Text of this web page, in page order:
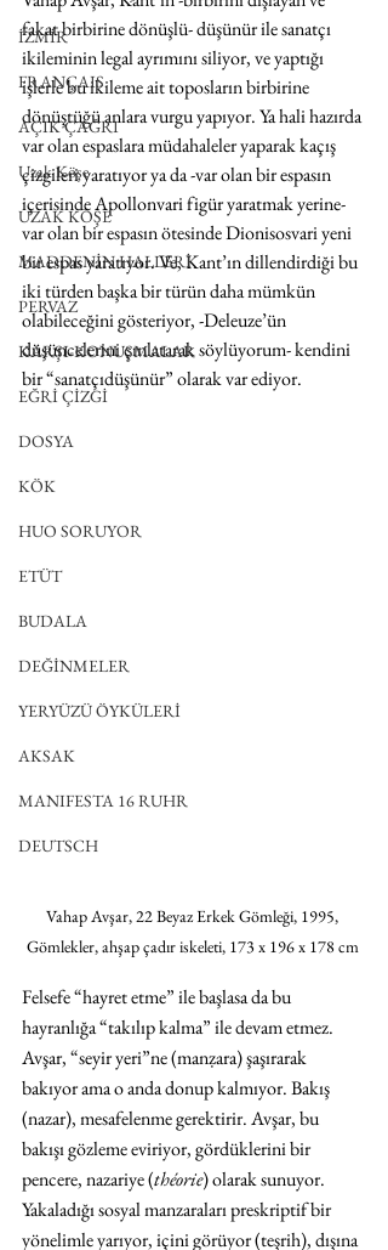
İZMİR
FRANÇAIS
AÇIK ÇAĞRI
Uzak Köşe
UZAK KÖŞE
MADDENİN HALLERİ
PERVAZ
KARŞI-KONUŞMALAR
EĞRİ ÇİZGİ
DOSYA
KÖK
HUO SORUYOR
ETÜT
BUDALA
DEĞİNMELER
YERYÜZÜ ÖYKÜLERİ
AKSAK
MANIFESTA 16 RUHR
DEUTSCH
fakat birbirine dönüşlü- düşünür ile sanatçı
ikileminin legal ayrımını siliyor, ve yaptığı
işlerle bu ikileme ait toposların birbirine
dönüştüğü anlara vurgu yapıyor. Ya hali hazırda
var olan espaslara müdahaleler yaparak kaçış
çizgileri yaratıyor ya da -var olan bir espasın
içerisinde Apollonvari figür yaratmak yerine-
var olan bir espasın ötesinde Dionisosvari yeni
bir espas yaratıyor. Ve, Kant’ın dillendirdiği bu
iki türden başka bir türün daha mümkün
olabileceğini gösteriyor, -Deleuze’ün
düşüncelerini çınlatarak söylüyorum- kendini
bir “sanatçıdüşünür” olarak var ediyor.
Vahap Avşar, 22 Beyaz Erkek Gömleği, 1995,
Gömlekler, ahşap çadır iskeleti, 173 x 196 x 178 cm
Felsefe “hayret etme” ile başlasa da bu
hayranlığa “takılıp kalma” ile devam etmez.
Avşar, “seyir yeri”ne (manẓara) şaşırarak
bakıyor ama o anda donup kalmıyor. Bakış
(nazar), mesafelenme gerektirir. Avşar, bu
bakışı gözleme eviriyor, gördüklerini bir
pencere, nazariye (théorie) olarak sunuyor.
Yakaladığı sosyal manzaraları preskriptif bir
yönelimle yarıyor, içini görüyor (teşrih), dışına